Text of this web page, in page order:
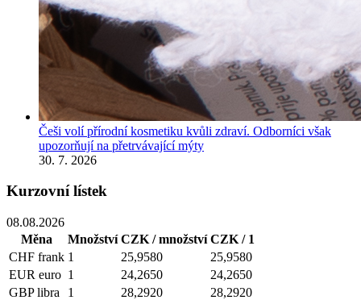
Češi volí přírodní kosmetiku kvůli zdraví. Odborníci však
upozorňují na přetrvávající mýty
30. 7. 2026
Kurzovní lístek
08.08.2026
Měna
Množství CZK / množství CZK / 1
CHF frank 1 25,9580
25,9580
EUR euro 1 24,2650
24,2650
GBP libra 1 28,2920
28,2920